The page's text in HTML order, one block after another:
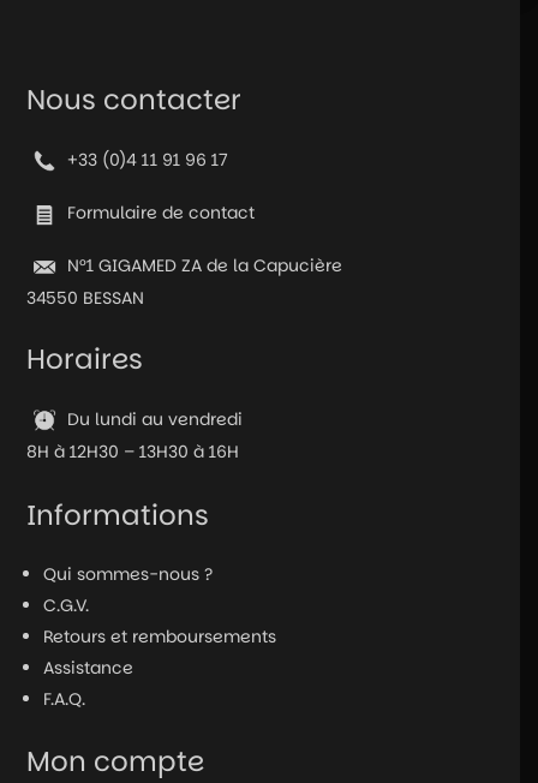
Le
Nous contacter
+33 (0)4 11 91 96 17
Formulaire de contact
N°1 GIGAMED ZA de la Capucière
34550 BESSAN
Horaires
Du lundi au vendredi
8H à 12H30 – 13H30 à 16H
Informations
Qui sommes-nous ?
C.G.V.
Retours et remboursements
Assistance
F.A.Q.
Mon compte